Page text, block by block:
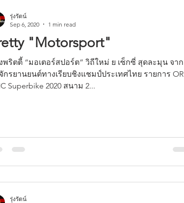
"Motorsport"
พริตตี้ “มอเตอร์สปอร์ต” วิถีใหม่ ย เซ็กซี่ สุดละมุน จาก
กรยานยนต์ทางเรียบชิงแชมป์ประเทศไทย รายการ OR
Superbike 2020 สนาม 2...
รุ่งรัตน์
Sep 6, 2020
1 min read
รุ่งรัตน์